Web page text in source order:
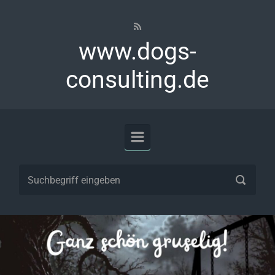
www.dogs-
consulting.de